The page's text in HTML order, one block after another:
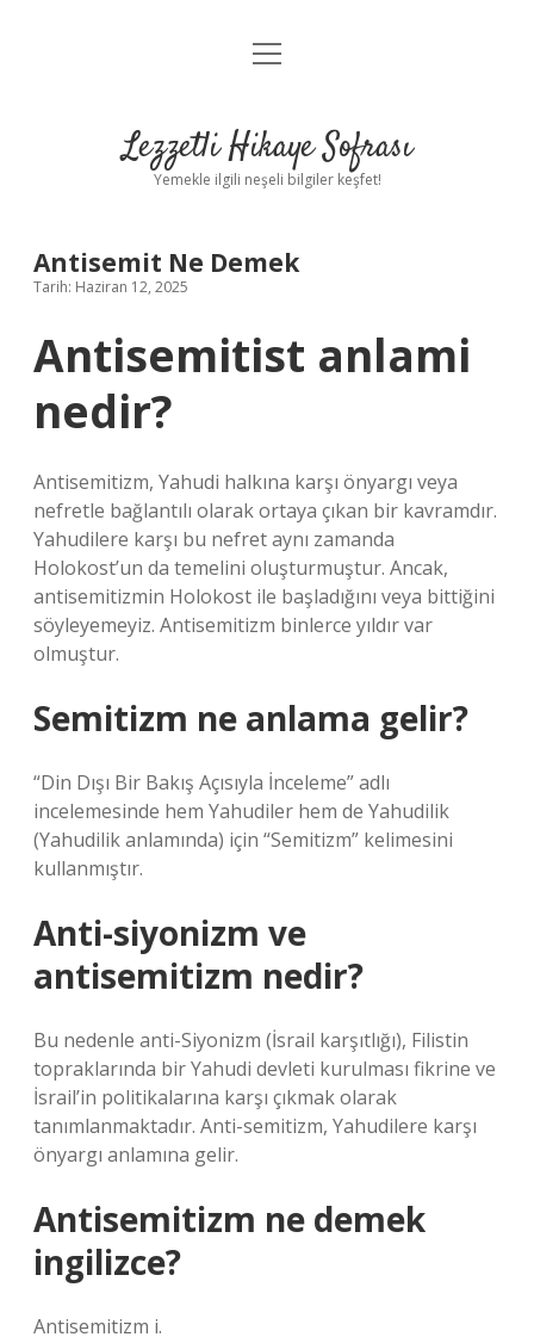
Anasayfa
Yasal Uyarı
menüyü
Lezzetli Hikaye Sofrası
Yemekle ilgili neşeli bilgiler keşfet!
Antisemit Ne Demek
Tarih: Haziran 12, 2025
Antisemitist anlami
nedir?
Antisemitizm, Yahudi halkına karşı önyargı veya
nefretle bağlantılı olarak ortaya çıkan bir kavramdır.
Yahudilere karşı bu nefret aynı zamanda
Holokost’un da temelini oluşturmuştur. Ancak,
antisemitizmin Holokost ile başladığını veya bittiğini
söyleyemeyiz. Antisemitizm binlerce yıldır var
olmuştur.
Semitizm ne anlama gelir?
“Din Dışı Bir Bakış Açısıyla İnceleme” adlı
incelemesinde hem Yahudiler hem de Yahudilik
(Yahudilik anlamında) için “Semitizm” kelimesini
kullanmıştır.
Anti-siyonizm ve
antisemitizm nedir?
Bu nedenle anti-Siyonizm (İsrail karşıtlığı), Filistin
topraklarında bir Yahudi devleti kurulması fikrine ve
İsrail’in politikalarına karşı çıkmak olarak
tanımlanmaktadır. Anti-semitizm, Yahudilere karşı
önyargı anlamına gelir.
Antisemitizm ne demek
ingilizce?
Antisemitizm i.